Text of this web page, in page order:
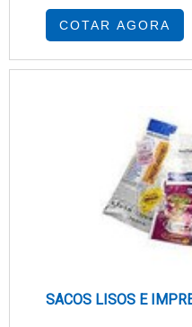
competitividade em
As empresas de
serviços com valor
relacionada às
COTAR AGORA
SACOS LISOS E